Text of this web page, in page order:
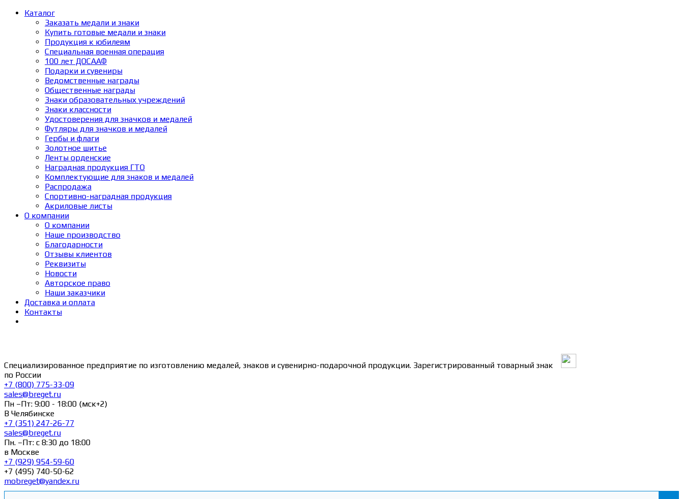
Каталог
Заказать медали и знаки
Купить готовые медали и знаки
Продукция к юбилеям
Специальная военная операция
100 лет ДОСААФ
Подарки и сувениры
Ведомственные награды
Общественные награды
Знаки образовательных учреждений
Знаки классности
Удостоверения для значков и медалей
Футляры для значков и медалей
Гербы и флаги
Золотное шитье
Ленты орденские
Наградная продукция ГТО
Комплектующие для знаков и медалей
Распродажа
Спортивно-наградная продукция
Акриловые листы
О компании
О компании
Наше производство
Благодарности
Отзывы клиентов
Реквизиты
Новости
Авторское право
Наши заказчики
Доставка и оплата
Контакты
Специализированное предприятие по изготовлению медалей, знаков и сувенирно-подарочной продукции. Зарегистрированный товарный знак
по России
+7 (800) 775-33-09
sales@breget.ru
Пн –Пт: 9:00 - 18:00 (мск+2)
В Челябинске
+7 (351) 247-26-77
sales@breget.ru
Пн. –Пт: с 8:30 до 18:00
в Москве
+7 (929) 954-59-60
+7 (495) 740-50-62
mobreget@yandex.ru